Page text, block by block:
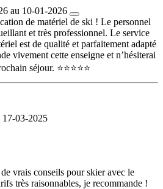
au 10-01-2026
de matériel de ski ! Le personnel
et très professionnel. Le service
est de qualité et parfaitement adapté
vivement cette enseigne et n’hésiterai
séjour. ⭐⭐⭐⭐⭐
03-2025
vrais conseils pour skier avec le
très raisonnables, je recommande !